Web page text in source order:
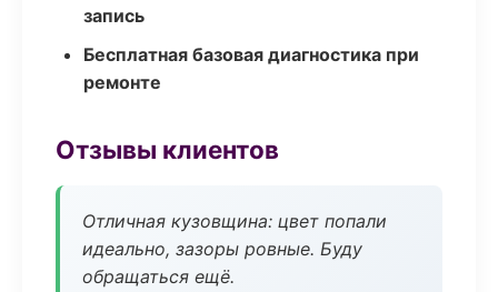
запись
Бесплатная базовая диагностика при
ремонте
Отзывы клиентов
Отличная кузовщина: цвет попали
идеально, зазоры ровные. Буду
обращаться ещё.